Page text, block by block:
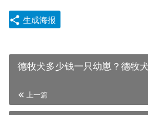
生成海报
德牧犬多少钱一只幼崽？德牧
上一篇